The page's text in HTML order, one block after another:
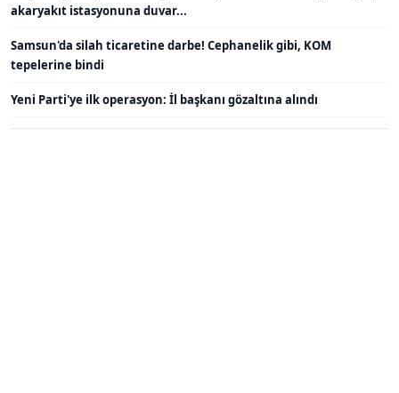
akaryakıt istasyonuna duvar...
Samsun'da silah ticaretine darbe! Cephanelik gibi, KOM
tepelerine bindi
Yeni Parti'ye ilk operasyon: İl başkanı gözaltına alındı